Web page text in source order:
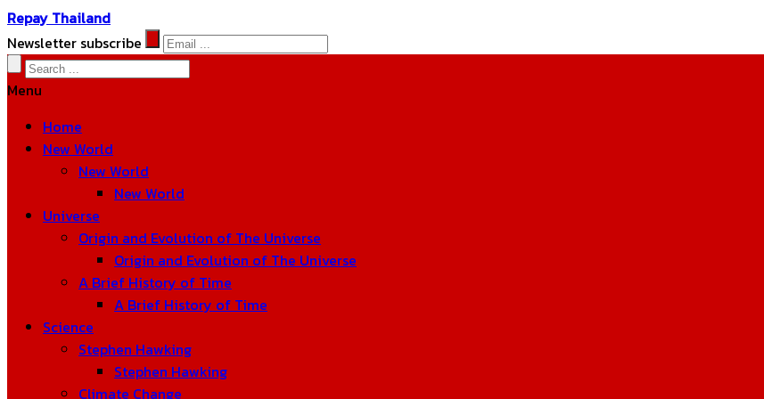
Repay Thailand
Newsletter subscribe
Menu
Home
New World
New World
New World
Universe
Origin and Evolution of The Universe
Origin and Evolution of The Universe
A Brief History of Time
A Brief History of Time
Science
Stephen Hawking
Stephen Hawking
Climate Change